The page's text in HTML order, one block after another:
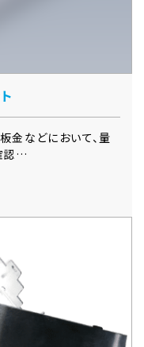
金などにおいて、量
認…